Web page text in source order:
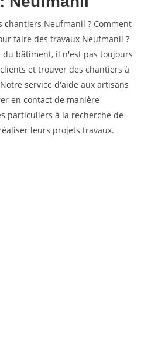
chantiers Neufmanil ? Comment
faire des travaux Neufmanil ?
bâtiment, il n'est pas toujours
et trouver des chantiers à
service d'aide aux artisans
en contact de manière
particuliers à la recherche de
leurs projets travaux.